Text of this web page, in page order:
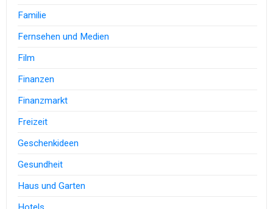
Familie
Fernsehen und Medien
Film
Finanzen
Finanzmarkt
Freizeit
Geschenkideen
Gesundheit
Haus und Garten